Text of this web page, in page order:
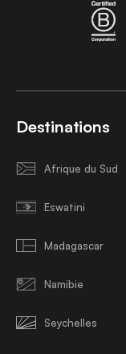
Destinations
Afrique du Sud
Eswatini
Madagascar
Namibie
Seychelles